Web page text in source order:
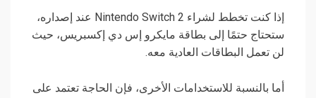
إذا كنت تخطط لشراء Nintendo Switch 2 عند إصداره،
ستحتاج حتمًا إلى بطاقة مايكرو إس دي إكسبريس، حيث
لن تعمل البطاقات العادية معه.
أما بالنسبة للاستخدامات الأخرى، فإن الحاجة تعتمد على